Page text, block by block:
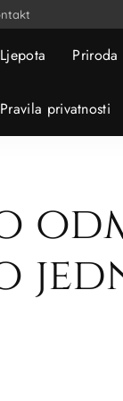
Ljepota Priroda
Pravila privatnosti